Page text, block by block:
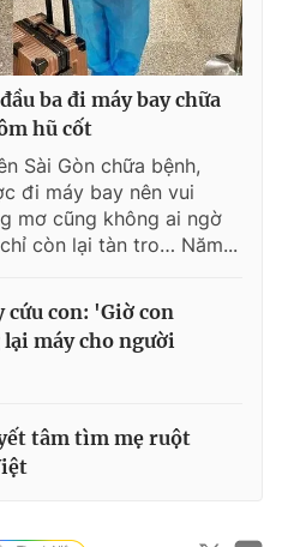
ba đi máy bay chữa
hũ cốt
Sài Gòn chữa bệnh,
đi máy bay nên vui
mơ cũng không ai ngờ
còn lại tàn tro… Năm...
cứu con: 'Giờ con
máy cho người
tâm tìm mẹ ruột